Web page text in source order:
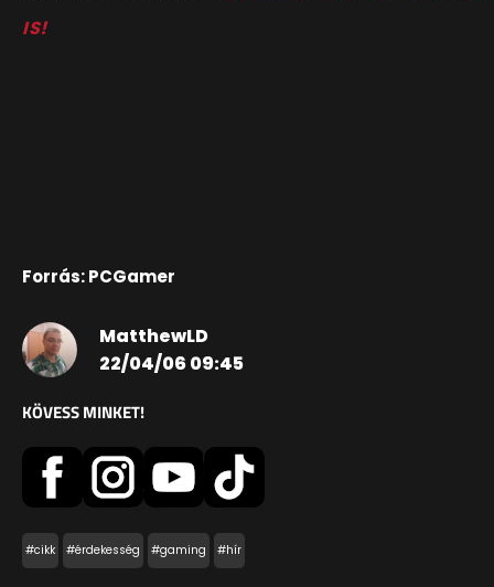
IS!
Forrás: PCGamer
MatthewLD
22/04/06 09:45
KÖVESS MINKET!
#cikk #érdekesség #gaming #hír